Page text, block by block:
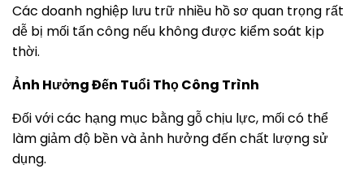
Các doanh nghiệp lưu trữ nhiều hồ sơ quan trọng rất
dễ bị mối tấn công nếu không được kiểm soát kịp
thời.
Ảnh Hưởng Đến Tuổi Thọ Công Trình
Đối với các hạng mục bằng gỗ chịu lực, mối có thể
làm giảm độ bền và ảnh hưởng đến chất lượng sử
dụng.